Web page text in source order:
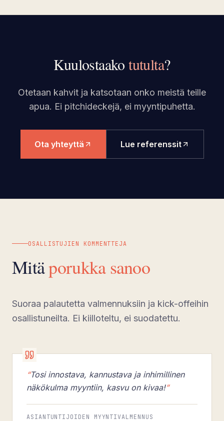
Kuulostaakotutulta?
Otetaan kahvit ja katsotaan onko meistä teille
apua. Ei pitchideckejä, ei myyntipuhetta.
Ota yhteyttä Lue referenssit
OSALLISTUJIEN KOMMENTTEJA
Mitäporukka sanoo
Suoraa palautetta valmennuksiin ja kick-offeihin
osallistuneilta. Ei kiilloteltu, ei suodatettu.
“Tosi innostava, kannustava ja inhimillinen
näkökulma myyntiin, kasvu on kivaa!”
ASIANTUNTIJOIDEN MYYNTIVALMENNUS